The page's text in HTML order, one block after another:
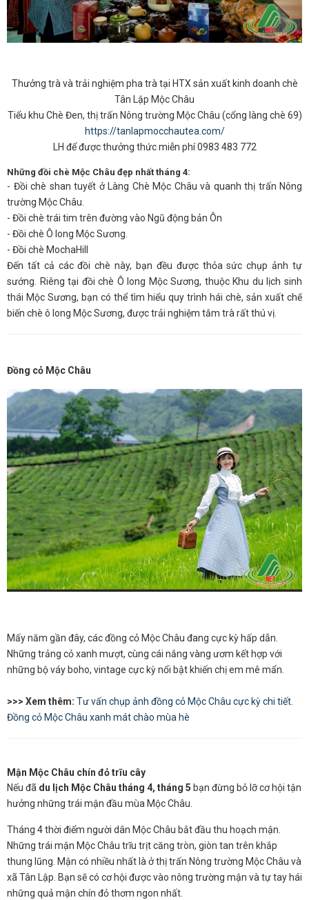
Thưởng trà và trải nghiệm pha trà tại HTX sản xuất kinh doanh chè
Tân Lập Mộc Châu
Tiểu khu Chè Đen, thị trấn Nông trường Mộc Châu (cổng làng chè 69)
https://tanlapmocchautea.com/
LH để được thưởng thức miễn phí 0983 483 772
Những đồi chè Mộc Châu đẹp nhất tháng 4:
- Đồi chè shan tuyết ở Làng Chè Mộc Châu và quanh thị trấn Nông
trường Mộc Châu.
- Đồi chè trái tim trên đường vào Ngũ động bản Ôn
- Đồi chè Ô long Mộc Sương.
- Đồi chè MochaHill
Đến tất cả các đồi chè này, bạn đều được thỏa sức chụp ảnh tự
sướng. Riêng tại đồi chè Ô long Mộc Sương, thuộc Khu du lịch sinh
thái Mộc Sương, bạn có thể tìm hiểu quy trình hái chè, sản xuất chế
biến chè ô long Mộc Sương, được trải nghiệm tắm trà rất thú vị.
Đồng cỏ Mộc Châu
Mấy năm gần đây, các đồng cỏ Mộc Châu đang cực kỳ hấp dẫn.
Những trảng cỏ xanh mượt, cùng cái nắng vàng ươm kết hợp với
những bộ váy boho, vintage cực kỳ nổi bật khiến chị em mê mẩn.
>>> Xem thêm: Tư vấn chụp ảnh đồng cỏ Mộc Châu cực kỳ chi tiết.
Đồng cỏ Mộc Châu xanh mát chào mùa hè
Mận Mộc Châu chín đỏ trĩu cây
Nếu đã du lịch Mộc Châu tháng 4, tháng 5 bạn đừng bỏ lỡ cơ hội tận
hưởng những trái mận đầu mùa Mộc Châu.
Tháng 4 thời điểm người dân Mộc Châu bắt đầu thu hoạch mận.
Những trái mận Mộc Châu trĩu trịt căng tròn, giòn tan trên khắp
thung lũng. Mận có nhiều nhất là ở thị trấn Nông trường Mộc Châu và
xã Tân Lập. Bạn sẽ có cơ hội được vào nông trường mận và tự tay hái
những quả mận chín đỏ thơm ngon nhất.